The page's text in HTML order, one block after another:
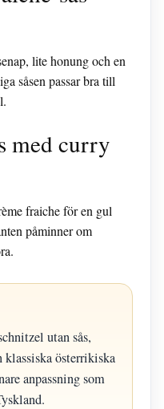
lite honung och en
såsen passar bra till
med curry
fraiche för en gul
påminner om
utan sås,
klassiska österrikiska
anpassning som